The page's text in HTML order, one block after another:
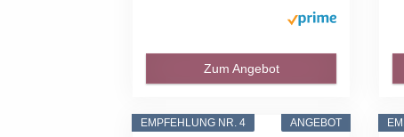
Zum Angebot
ANGEBOT
EMPFEHLUNG NR. 4